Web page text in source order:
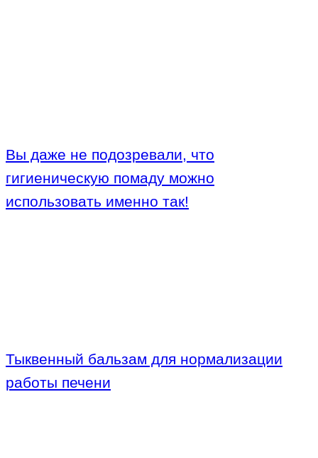
Вы даже не подозревали, что
гигиеническую помаду можно
использовать именно так!
Тыквенный бальзам для нормализации
работы печени